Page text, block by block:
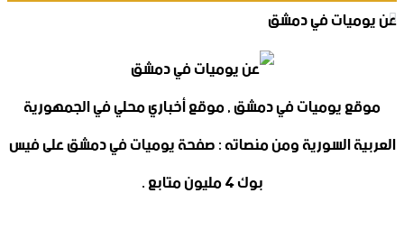
عن يوميات في دمشق
موقع يوميات في دمشق , موقع أخباري محلي في الجمهورية
العربية السورية ومن منصاته : صفحة يوميات في دمشق على فيس
بوك 4 مليون متابع .